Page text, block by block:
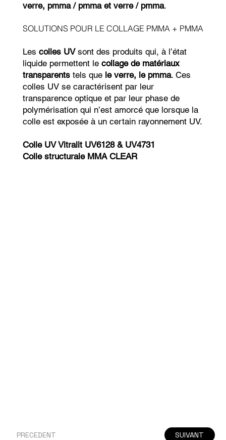
PRECEDENT SUIVANT
verre, pmma / pmma et verre / pmma.
SOLUTIONS POUR LE COLLAGE PMMA + PMMA
Les colles UVsont des produits qui, à l’état
liquide permettent lecollage de matériaux
transparentstels que le verre, le pmma. Ces
colles UV se caractérisent par leur
transparence optique et par leur phase de
polymérisation qui n’est amorcé que lorsque la
colle est exposée à un certain rayonnement UV.
Colle UV Vitralit UV6128 & UV4731
Colle structurale MMA CLEAR